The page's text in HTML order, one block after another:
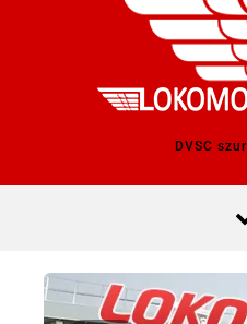
DVSC